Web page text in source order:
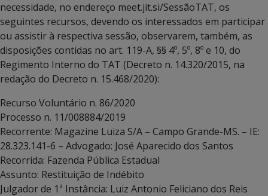
necessidade, no endereço meet.jit.si/SessãoTAT, os
seguintes recursos, devendo os interessados em participar
ou assistir à respectiva sessão, observarem, também, as
disposições contidas no art. 119-A, §§ 4º, 5º, 8º e 10, do
Regimento Interno do TAT (Decreto n. 14.320/2015, na
redação do Decreto n. 15.468/2020):
Recurso Voluntário n. 86/2020
Processo n. 11/008884/2019
Recorrente: Magazine Luiza S/A – Campo Grande-MS. – IE:
28.323.141-6 – Advogado: José Aparecido dos Santos
Recorrida: Fazenda Pública Estadual
Assunto: Restituição de Indébito
Julgador de 1ª Instância: Luiz Antonio Feliciano dos Reis